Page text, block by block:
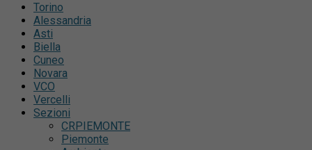
Torino
Alessandria
Asti
Biella
Cuneo
Novara
VCO
Vercelli
Sezioni
CRPIEMONTE
Piemonte